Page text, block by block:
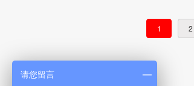
1 2
请您留言